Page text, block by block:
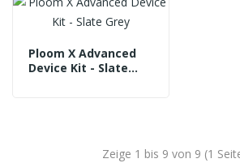
Ploom X Advanced
Device Kit - Slate
Zeige 1 bis 9 von 9 (1